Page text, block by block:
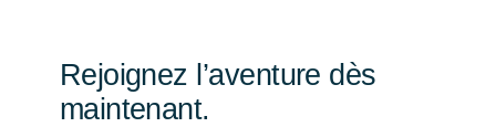
Rejoignez l’aventure dès
maintenant.